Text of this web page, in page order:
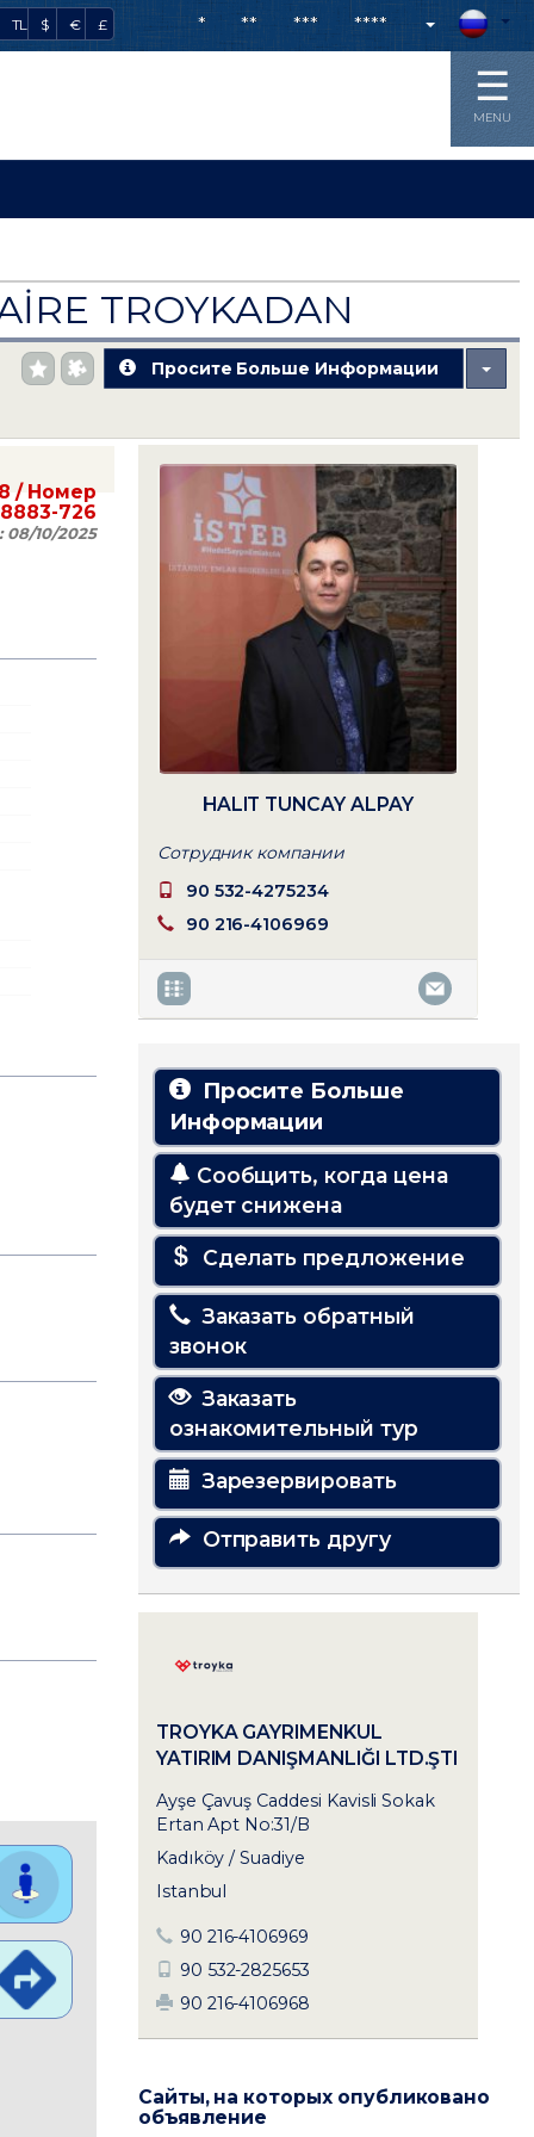
TL $ € £ * ** *** ****
☰
MENU
TROYKADAN
Просите Больше Информации
/ Номер
726
08/10/2025
HALIT TUNCAY ALPAY
Сотрудник компании
90 532-4275234
90 216-4106969
Просите Больше
Информации
Сообщить, когда цена
будет снижена
Сделать предложение
Заказать обратный
звонок
Заказать
ознакомительный тур
Зарезервировать
Отправить другу
TROYKA GAYRIMENKUL
YATIRIM DANIŞMANLIĞI LTD.ŞTI
Ayşe Çavuş Caddesi Kavisli Sokak
Ertan Apt No:31/B
Kadıköy / Suadiye
Istanbul
90 216-4106969
90 532-2825653
90 216-4106968
Сайты, на которых опубликовано
объявление